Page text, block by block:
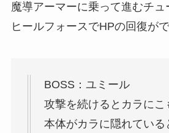
魔導アーマーに乗って進むチュ
ヒールフォースでHPの回復がで
BOSS：ユミール
攻撃を続けるとカラにこ
本体がカラに隠れている